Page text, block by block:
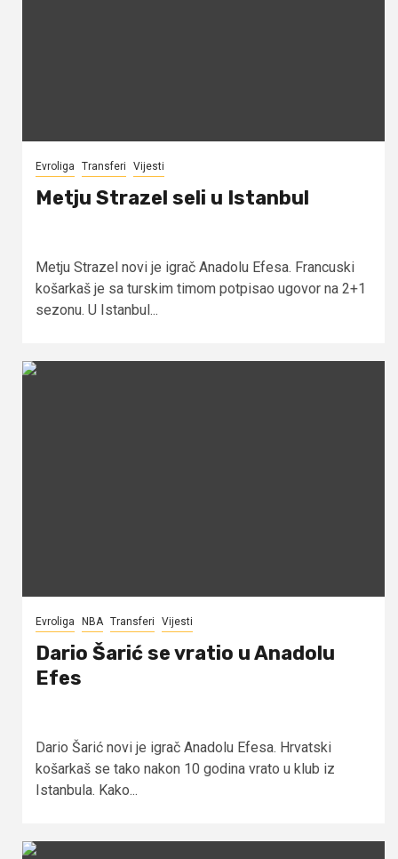
Evroliga Transferi Vijesti
Metju Strazel seli u Istanbul
Metju Strazel novi je igrač Anadolu Efesa. Francuski
košarkaš je sa turskim timom potpisao ugovor na 2+1
sezonu. U Istanbul...
Evroliga NBA Transferi Vijesti
Dario Šarić se vratio u Anadolu
Efes
Dario Šarić novi je igrač Anadolu Efesa. Hrvatski
košarkaš se tako nakon 10 godina vrato u klub iz
Istanbula. Kako...